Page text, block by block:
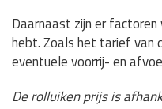
Daarnaast zijn er
hebt. Zoals het tarief van
eventuele voorrij- en
De rolluiken prijs is